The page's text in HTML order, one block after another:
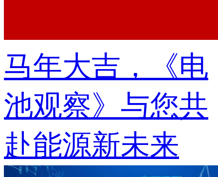
马年大吉，《电
池观察》与您共
赴能源新未来